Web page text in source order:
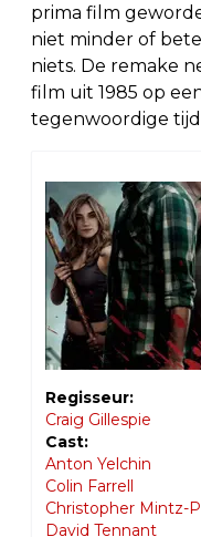
prima film
niet minder of
niets. De remake
film uit 1985 op
tegenwoordige
Regisseur:
Craig Gillespie
Cast:
Anton Yelchin
Colin Farrell
Christopher Mintz-
David Tennant